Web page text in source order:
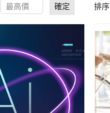
確定 排序